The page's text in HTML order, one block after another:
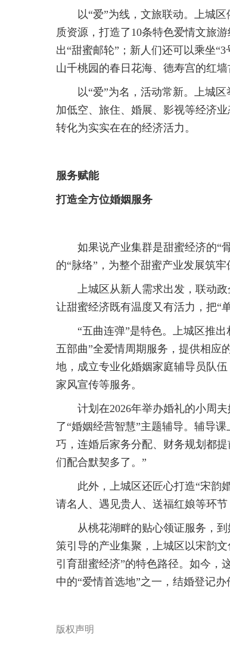
以“爱”为线，文旅联动。上城
质资源，打造了10条特色爱情文旅
出“甜蜜邮轮”；新人们还可以乘坐
山千桃园的春日花海、德寿宫的红
以“爱”为名，活动常新。上城
加低空、旅住、婚展、影视等经济
转化为实实在在的经济活力。
服务赋能
打造全方位婚姻服务
如果说产业集群是甜蜜经济的“
的“脉络”，为整个甜蜜产业发展筑牢
上城区从新人需求出发，联动
让甜蜜经济既有温度又有活力，把“
“五曲连弹”是特色。上城区推
五部曲”全爱情周期服务，提供相应
地，成立专业化婚姻家庭辅导员队
家风宣传等服务。
计划在2026年举办婚礼的小周
了“婚姻经营智慧”主题辅导。辅导
巧，连婚后家务分配、财务规划都
们配合默契多了。”
此外，上城区还匠心打造“宋韵
请名人、遇见贵人、送福红娘等环节
从桃花湖畔的贴心领证服务，
策引导的产业集聚，上城区以宋韵
引育甜蜜经济”的特色路径。如今，
中的“爱情首选地”之一，结婚登记办
版权声明